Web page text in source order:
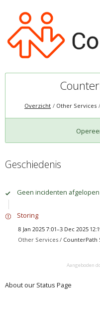
Overzicht Other Services
Geschiedenis
Geen incidenten
Storing
8 Jan 2025 7:01–3 Dec 2025
Other Services / CounterPath
Aangeboden
About our Status Page